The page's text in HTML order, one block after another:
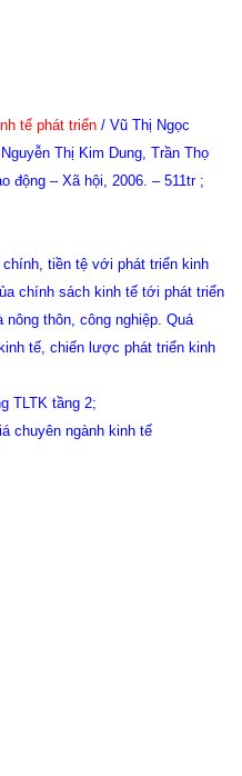
tế phát triển / Vũ Thị Ngọc
Nguyễn Thị Kim Dung, Trần Thọ
động – Xã hội, 2006. – 511tr ;
tiền tệ với phát triển kinh
chính sách kinh tế tới phát triển
nông thôn, công nghiệp. Quá
tế, chiến lược phát triển kinh
TLTK tầng 2;
chuyên ngành kinh tế